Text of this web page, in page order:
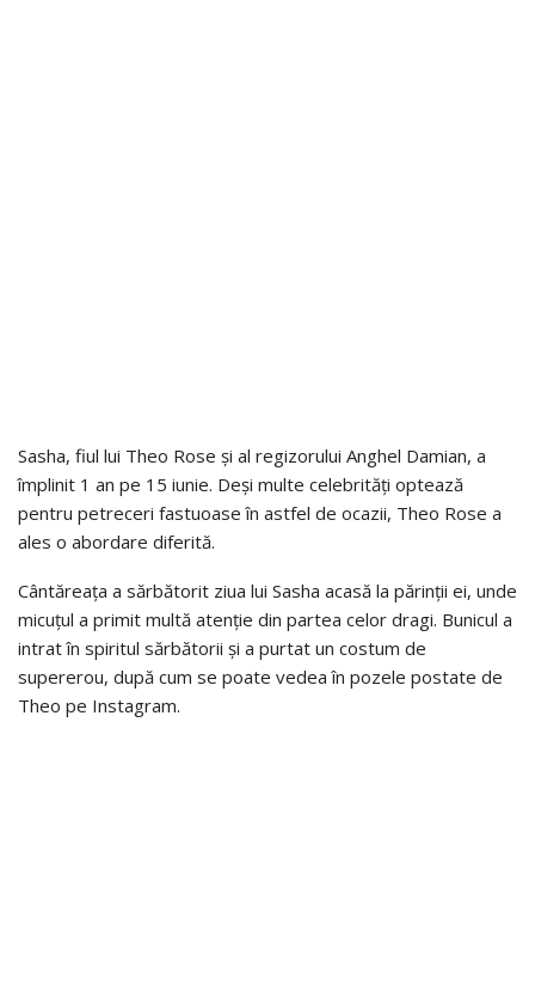
Sasha, fiul lui Theo Rose și al regizorului Anghel Damian, a
împlinit 1 an pe 15 iunie. Deși multe celebrități optează
pentru petreceri fastuoase în astfel de ocazii, Theo Rose a
ales o abordare diferită.
Cântăreața a sărbătorit ziua lui Sasha acasă la părinții ei, unde
micuțul a primit multă atenție din partea celor dragi. Bunicul a
intrat în spiritul sărbătorii și a purtat un costum de
supererou, după cum se poate vedea în pozele postate de
Theo pe Instagram.